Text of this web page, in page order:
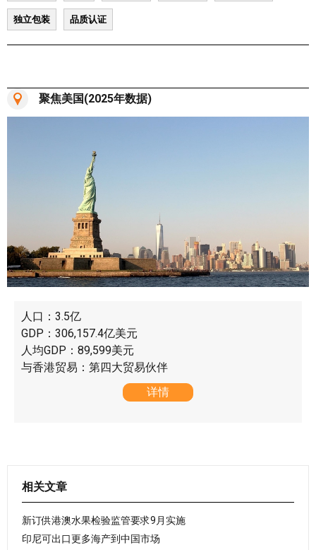
独立包装 品质认证
聚焦美国(2025年数据)
人口：3.5亿
GDP：306,157.4亿美元
人均GDP：89,599美元
与香港贸易：第四大贸易伙伴
详情
相关文章
新订供港澳水果检验监管要求9月实施
印尼可出口更多海产到中国市场